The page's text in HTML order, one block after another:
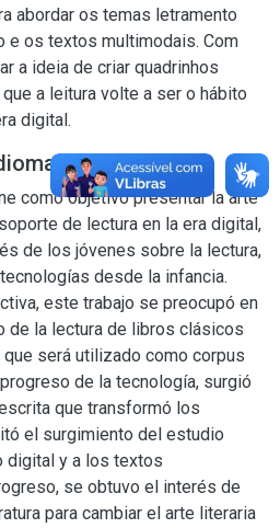
abordar os temas letramento
e os textos multimodais. Com
a ideia de criar quadrinhos
a leitura volte a ser o hábito
digital.
como objetivo presentar la arte
de lectura en la era digital,
de los jóvenes sobre la lectura,
desde la infancia.
este trabajo se preocupó en
de la lectura de libros clásicos
será utilizado como corpus
de la tecnología, surgió
que transformó los
el surgimiento del estudio
digital y a los textos
se obtuvo el interés de
para cambiar el arte literaria